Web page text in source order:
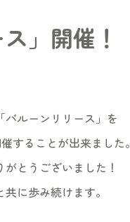
」開催！
ルーンリリース」を
することが出来ました。
とうございました！
に歩み続けます。